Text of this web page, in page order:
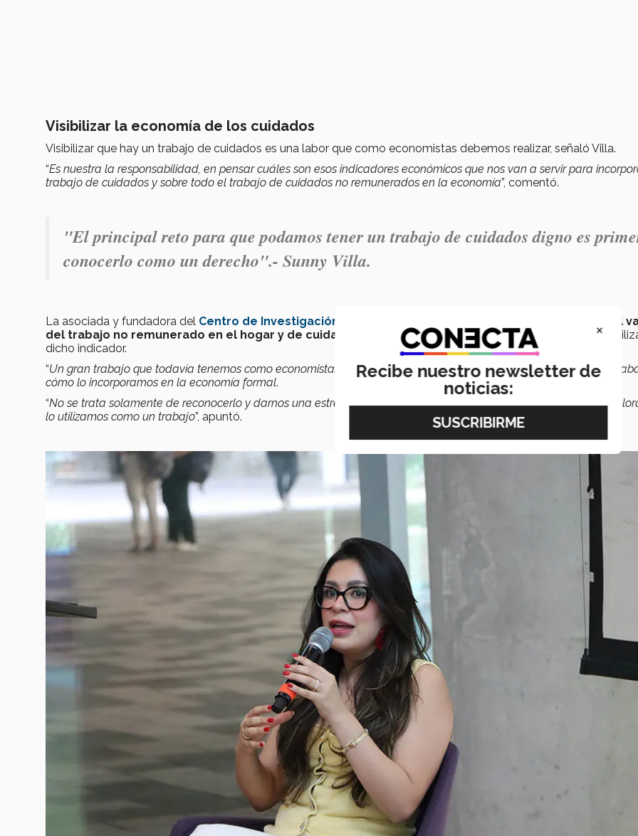
Visibilizar la economía de los cuidados
Visibilizar que hay un trabajo de cuidados es una labor que como economistas debemos realizar, señaló Villa.
“Es nuestra la responsabilidad, en pensar cuáles son esos indicadores económicos que nos van a servir para
trabajo de cuidados y sobre todo el trabajo de cuidados no remunerados en la economía”, comentó.
"El principal reto para que podamos tener un trabajo de cuidados digno es
conocerlo como un derecho".- Sunny Villa.
La asociada y fundadora del Centro de Investigación Económica y Presupuestaria (CIEP)
el
del trabajo no remunerado en el hogar y de cuidados equivalió al 24.3 % del PIB , pero no está
dicho indicador.
“Un gran trabajo que todavía tenemos como economistas y que tenemos que pensar es cómo revaloramos ese
cómo lo incorporamos en la economía formal.
“No se trata solamente de reconocerlo y darnos una estrellita porque ahora cuidamos, sino cómo realmente lo
lo utilizamos como un trabajo”, apuntó.
×
Recibe nuestro newsletter de
noticias: